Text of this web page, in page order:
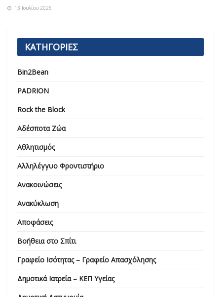
13 Ιουλίου 2026
ΚΑΤΗΓΟΡΙΕΣ
Bin2Bean
PADRION
Rock the Block
Αδέσποτα Ζώα
Αθλητισμός
Αλληλέγγυο Φροντιστήριο
Ανακοινώσεις
Ανακύκλωση
Αποφάσεις
Βοήθεια στο Σπίτι
Γραφείο Ισότητας – Γραφείο Απασχόλησης
Δημοτικά Ιατρεία – ΚΕΠ Υγείας